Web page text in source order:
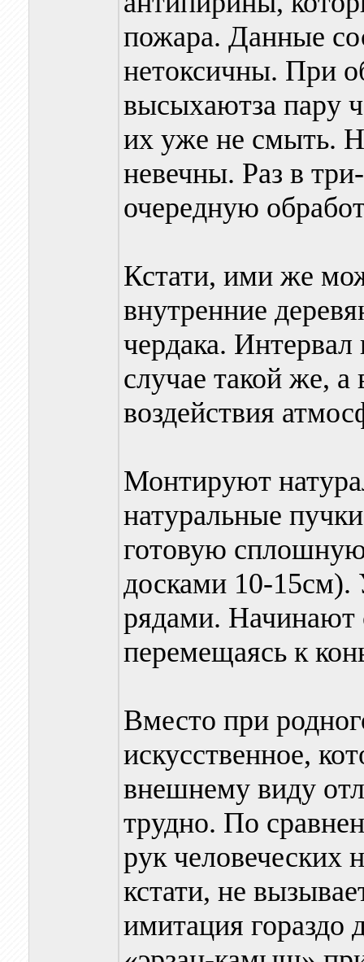
пожара. Данные
нетоксичны. При
высыхаютза пару
их уже не смыть.
невечны. Раз в
очередную
Кстати, ими же
внутренние
чердака.
случае такой же,
воздействия
Монтируют
натуральные
готовую
досками 10-15см).
рядами. Начинают
перемещаясь к
Вместо при
искусственное,
внешнему виду
трудно. По
рук человеческих
кстати, не
имитация гораздо